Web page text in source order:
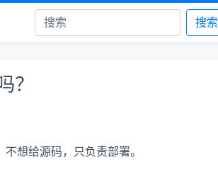
搜索
？
想给源码，只负责部署。